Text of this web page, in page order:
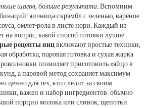
шагов, больше результата . Вспомним
яичница‑скрэмбл с зеленью, варёное
омлет‑рола в листе нори. Каждый из
на вопрос, какой способ готовки лучше
рецепты яицвключают простые техники,
обработка, паровая готовка и сухая жарка
позволяет приготовить «яйцо в
а паровой метод сохраняет максимум
ценно для тех, кто следит за своим
важен и набор ингредиентов: обычно
порции молока или сливок, щепотки